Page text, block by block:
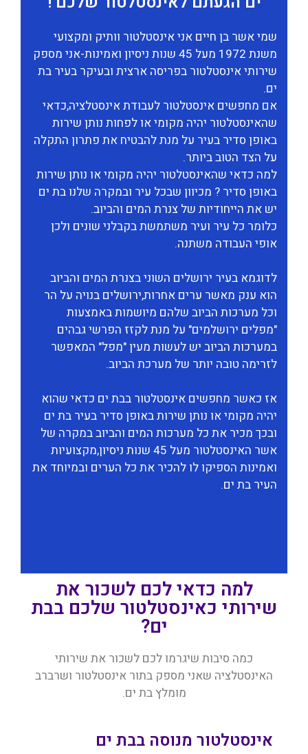
שמי אשר בן חיים אני אינסטלטור וותיק ומקצועי
משנת 1972 מעל 45 שנות ניסיון ואמינות-אני מספק
שירותי אינסטלטור בפריסה ארצית ובעיקר בעיר בת
ים.
אם מחפשים אינסטלטור לעבודת אינסטלציה,כדאי
שהאינסטלטור יהיה מקומי או לפחות נותן שירות
באופן סדיר בעיר על מנת להבטיח את פתרון התקלה
על הצד הטוב ביותר.
למה כדאי שהאינסטלטור יהיה מקומי או נותן שירות
באופן סדיר ? מכיוון שבכל עיר ובמקרה שלנו בת ים
יש את הייחודיות של צנרת המים והביוב.
כלומר כל עיר ועיר משתמשת בקבלני שונים ולכן
אופי העבודה משתנה.
לדוגמא בעיר ירושלים השוני בצנרת המים והביוב
הוא ענק מאשר ערים אחרות,ירושלים בנויה על הר
וכל מערכות הביוב שלהם מיושמות באמצעות
"מפלים ירושלמים" על מנת לקזז הפרשי גבהים
במערכות הביוב יש לעשות מעין "מפל" המאפשר
לזרימה טובה יותר של מערכת הביוב.
אז כאשר מחפשים אינסטלטור בבת ים כדאי שהוא
יהיה מקומי או נותן שירות באופן סדיר בעיר בת ים
ובכך מכיר את כל מערכות המים והביוב במקרה של
אשר האינסטלטור מעל 45 שנות ניסיון,מקצועיות
ואמינות הספיקו לו להכיר את כל הערים ובמיוחד את
העיר בת ים.
למה כדאי לכם לשכור את
שירותי כאינסטלטור שלכם בבת
ים?
כמה סיבות שיגרמו לכם לשכור את שירותי
האינסטלציה שאני מספק בתור אינסטלטור ושרברב
מומלץ בת ים.
אינסטלטור מנוסה בבת ים